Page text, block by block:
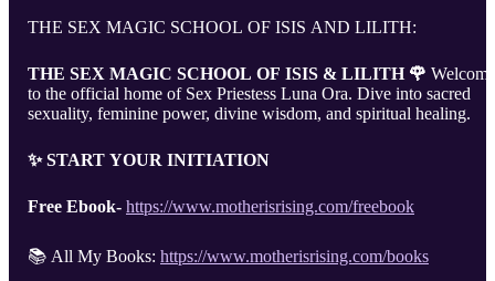
THE SEX MAGIC SCHOOL OF ISIS AND LILITH:
THE SEX MAGIC SCHOOL OF ISIS & LILITH 🌹 Welcome
to the official home of Sex Priestess Luna Ora. Dive into sacred
sexuality, feminine power, divine wisdom, and spiritual healing.
✨ START YOUR INITIATION
Free Ebook- https://www.motherisrising.com/freebook
📚 All My Books: https://www.motherisrising.com/books